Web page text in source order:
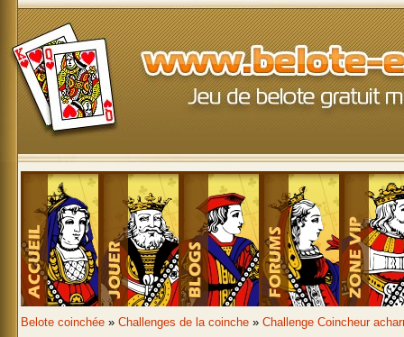
Belote coinchée » Challenges de la coinche » Challenge Coincheur